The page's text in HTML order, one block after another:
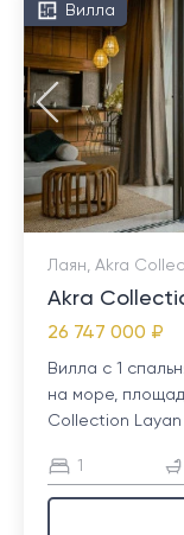
Вилла
Лаян, Akra
Akra
26 747 000 ₽
Вилла с 1
на море,
Collection Layan
1